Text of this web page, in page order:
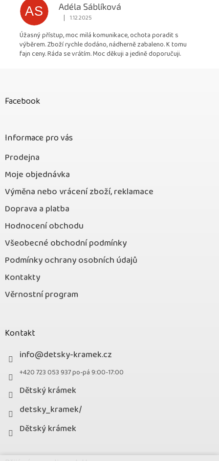
AS
Adéla Sáblíková
Hodnocení obchodu je 5 z 5 hvězdiček.
| 1.12.2025
Úžasný přístup, moc milá komunikace, ochota poradit s
výběrem. Zboží rychle dodáno, nádherně zabaleno. K tomu
fajn ceny. Ráda se vrátím. Moc děkuji a jedině doporučuji.
Facebook
Informace pro vás
Prodejna
Moje objednávka
Výměna nebo vrácení zboží, reklamace
Doprava a platba
Hodnocení obchodu
Všeobecné obchodní podmínky
Podmínky ochrany osobních údajů
Kontakty
Věrnostní program
Kontakt
info@detsky-kramek.cz
+420 723 053 937 po-pá 9:00-17:00
Dětský krámek
detsky_kramek/
Dětský krámek